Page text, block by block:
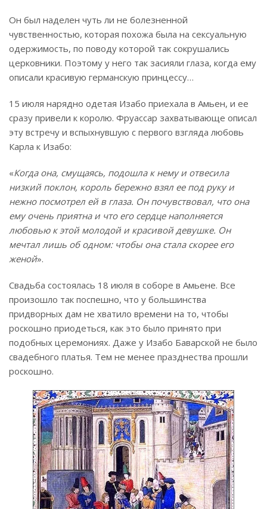
Он был наделен чуть ли не болезненной
чувственностью, которая похожа была на сексуальную
одержимость, по поводу которой так сокрушались
церковники. Поэтому у него так засияли глаза, когда ему
описали красивую германскую принцессу…
15 июля нарядно одетая Изабо приехала в Амьен, и ее
сразу привели к королю. Фруассар захватывающе описал
эту встречу и вспыхнувшую с первого взгляда любовь
Карла к Изабо:
«Когда она, смущаясь, подошла к нему и отвесила
низкий поклон, король бережно взял ее под руку и
нежно посмотрел ей в глаза. Он почувствовал, что она
ему очень приятна и что его сердце наполняется
любовью к этой молодой и красивой девушке. Он
мечтал лишь об одном: чтобы она стала скорее его
женой».
Свадьба состоялась 18 июля в соборе в Амьене. Все
произошло так поспешно, что у большинства
придворных дам не хватило времени на то, чтобы
роскошно приодеться, как это было принято при
подобных церемониях. Даже у Изабо Баварской не было
свадебного платья. Тем не менее празднества прошли
роскошно.